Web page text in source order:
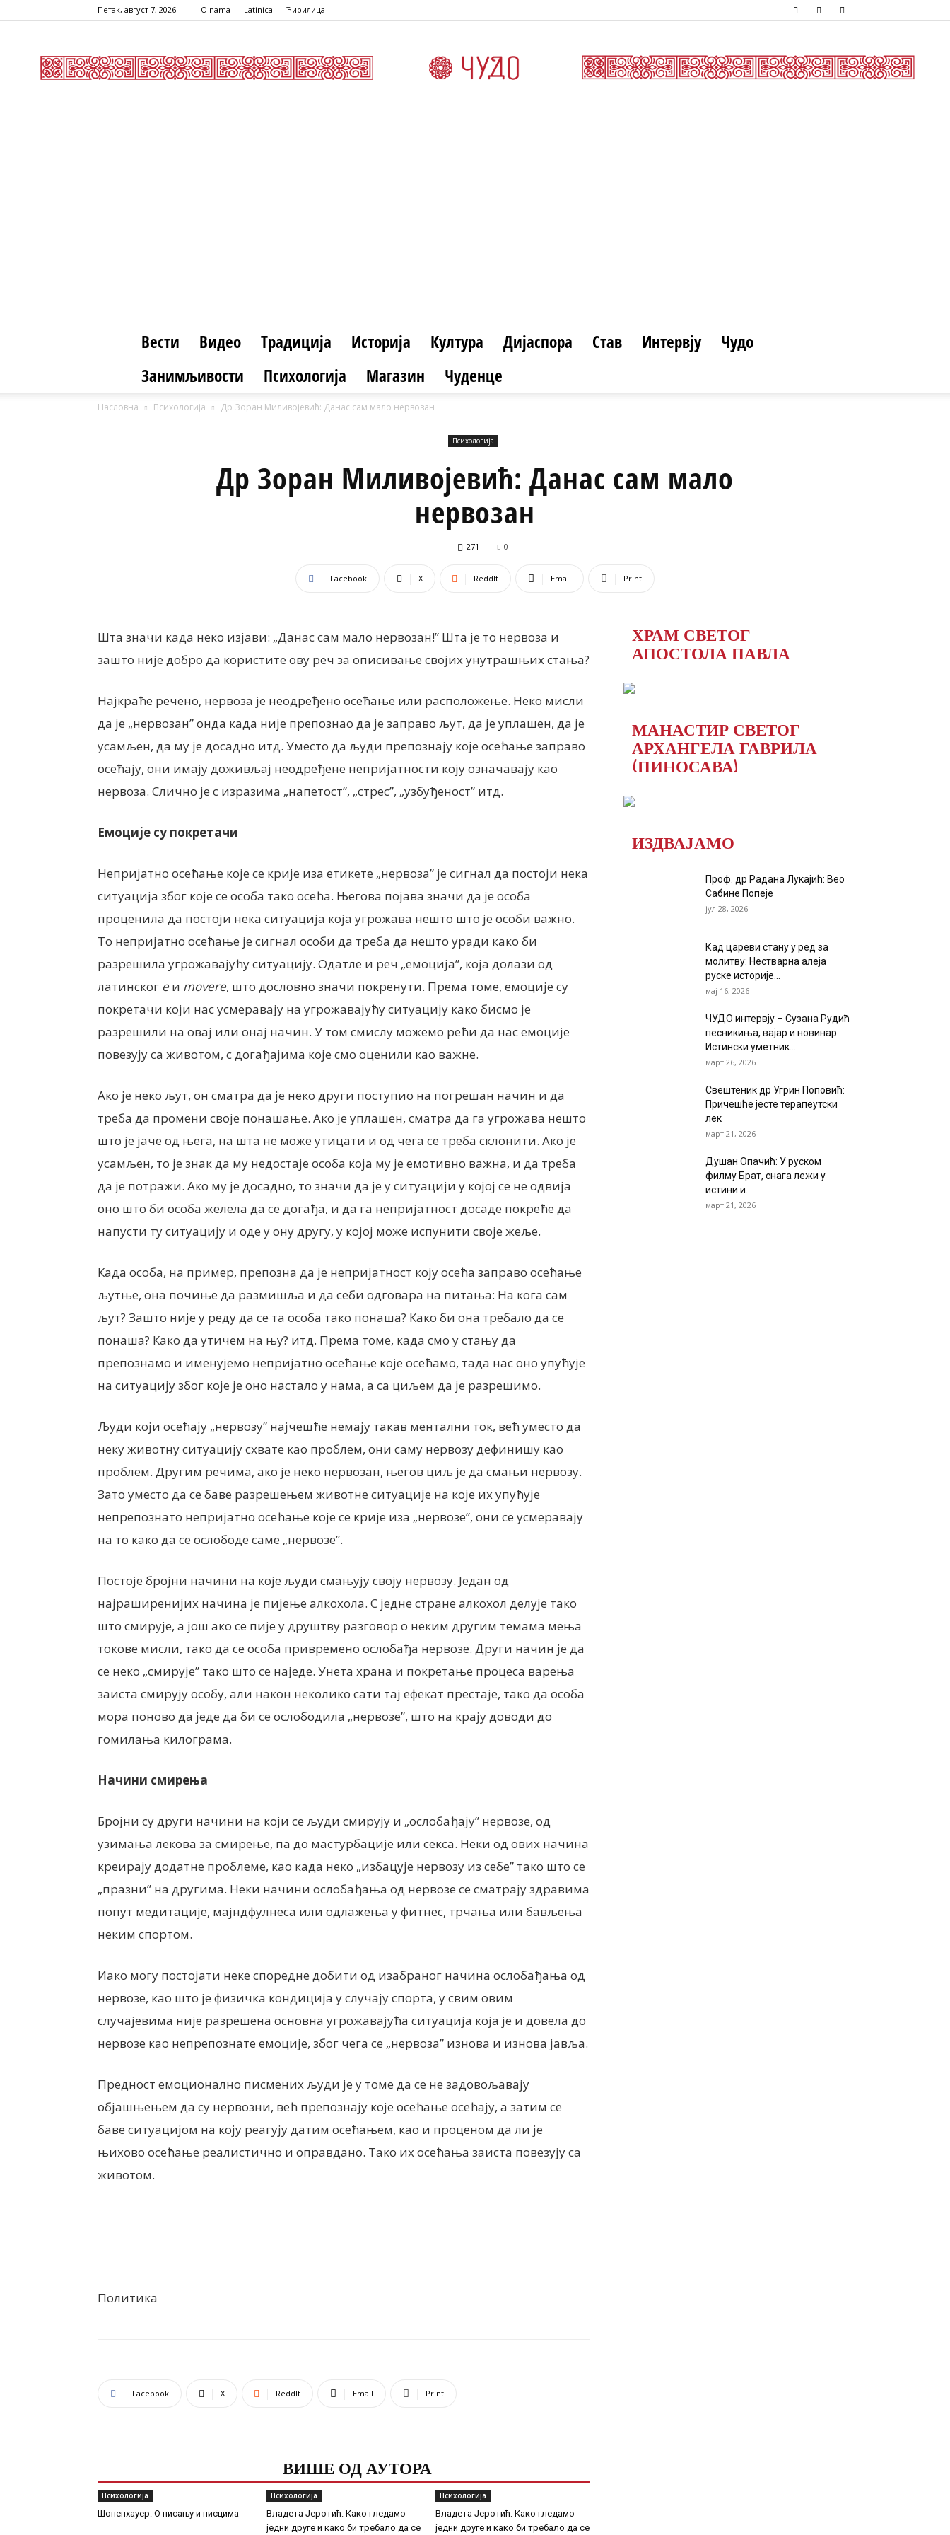
Петак, август 7, 2026 O nama Latinica Ћирилица
Вести Видео Традиција Историја Култура Дијаспора Став Интервју
Чудо
Занимљивости
Психологија Магазин Чуденце
Насловна Психологија Др Зоран Миливојевић: Данас сам мало нервозан
Психологија
Др Зоран Миливојевић: Данас сам мало
нервозан
271 0
Facebook X ReddIt Email Print
Шта значи када неко изјави: „Данас сам мало нервозан!” Шта је то нервоза и
зашто није добро да користите ову реч за описивање својих унутрашњих стања?
Најкраће речено, нервоза је неодређено осећање или расположење. Неко мисли
да је „нервозан” онда када није препознао да је заправо љут, да је уплашен, да је
усамљен, да му је досадно итд. Уместо да људи препознају које осећање заправо
осећају, они имају доживљај неодређене непријатности коју означавају као
нервоза. Слично је с изразима „напетост”, „стрес”, „узбуђеност” итд.
Емоције су покретачи
Непријатно осећање које се крије иза етикете „нервоза” је сигнал да постоји нека
ситуација због које се особа тако осећа. Његова појава значи да је особа
проценила да постоји нека ситуација која угрожава нешто што је особи важно.
То непријатно осећање је сигнал особи да треба да нешто уради како би
разрешила угрожавајућу ситуацију. Одатле и реч „емоција”, која долази од
латинског e и movere, што дословно значи покренути. Према томе, емоције су
покретачи који нас усмеравају на угрожавајућу ситуацију како бисмо је
разрешили на овај или онај начин. У том смислу можемо рећи да нас емоције
повезују са животом, с догађајима које смо оценили као важне.
Ако је неко љут, он сматра да је неко други поступио на погрешан начин и да
треба да промени своје понашање. Ако је уплашен, сматра да га угрожава нешто
што је јаче од њега, на шта не може утицати и од чега се треба склонити. Ако је
усамљен, то је знак да му недостаје особа која му је емотивно важна, и да треба
да је потражи. Ако му је досадно, то значи да је у ситуацији у којој се не одвија
оно што би особа желела да се догађа, и да га непријатност досаде покреће да
напусти ту ситуацију и оде у ону другу, у којој може испунити своје жеље.
Када особа, на пример, препозна да је непријатност коју осећа заправо осећање
љутње, она почиње да размишља и да себи одговара на питања: На кога сам
љут? Зашто није у реду да се та особа тако понаша? Како би она требало да се
понаша? Како да утичем на њу? итд. Према томе, када смо у стању да
препознамо и именујемо непријатно осећање које осећамо, тада нас оно упућује
на ситуацију због које је оно настало у нама, а са циљем да је разрешимо.
Људи који осећају „нервозу” најчешће немају такав ментални ток, већ уместо да
неку животну ситуацију схвате као проблем, они саму нервозу дефинишу као
проблем. Другим речима, ако је неко нервозан, његов циљ је да смањи нервозу.
Зато уместо да се баве разрешењем животне ситуације на које их упућује
непрепознато непријатно осећање које се крије иза „нервозе”, они се усмеравају
на то како да се ослободе саме „нервозе”.
Постоје бројни начини на које људи смањују своју нервозу. Један од
најраширенијих начина је пијење алкохола. С једне стране алкохол делује тако
што смирује, а још ако се пије у друштву разговор о неким другим темама мења
токове мисли, тако да се особа привремено ослобађа нервозе. Други начин је да
се неко „смирује” тако што се наједе. Унета храна и покретање процеса варења
заиста смирују особу, али након неколико сати тај ефекат престаје, тако да особа
мора поново да једе да би се ослободила „нервозе”, што на крају доводи до
гомилања килограма.
Начини смирења
Бројни су други начини на који се људи смирују и „ослобађају” нервозе, од
узимања лекова за смирење, па до мастурбације или секса. Неки од ових начина
креирају додатне проблеме, као када неко „избацује нервозу из себе” тако што се
„празни” на другима. Неки начини ослобађања од нервозе се сматрају здравима
попут медитације, мајндфулнеса или одлажења у фитнес, трчања или бављења
неким спортом.
Иако могу постојати неке споредне добити од изабраног начина ослобађања од
нервозе, као што је физичка кондиција у случају спорта, у свим овим
случајевима није разрешена основна угрожавајућа ситуација која је и довела до
нервозе као непрепознате емоције, због чега се „нервоза” изнова и изнова јавља.
Предност емоционално писмених људи је у томе да се не задовољавају
објашњењем да су нервозни, већ препознају које осећање осећају, а затим се
баве ситуацијом на коју реагују датим осећањем, као и проценом да ли је
њихово осећање реалистично и оправдано. Тако их осећања заиста повезују са
животом.
Политика
Facebook X ReddIt Email Print
ВИШЕ ОД АУТОРА
Психологија
Шопенхауер: О писању и писцима
Психологија
Владета Јеротић: Како гледамо
једни друге и како би требало да се
Психологија
Владета Јеротић: Како гледамо
једни друге и како би требало да се
ХРАМ СВЕТОГ
АПОСТОЛА ПАВЛА
МАНАСТИР СВЕТОГ
АРХАНГЕЛА ГАВРИЛА
(ПИНОСАВА)
ИЗДВАЈАМО
Проф. др Радана Лукајић: Вео
Сабине Попеје
јул 28, 2026
Кад цареви стану у ред за
молитву: Нестварна алеја
руске историје...
мај 16, 2026
ЧУДО интервју – Сузана Рудић
песникиња, вајар и новинар:
Истински уметник...
март 26, 2026
Свештеник др Угрин Поповић:
Причешће јесте терапеутски
лек
март 21, 2026
Душан Опачић: У руском
филму Брат, снага лежи у
истини и...
март 21, 2026